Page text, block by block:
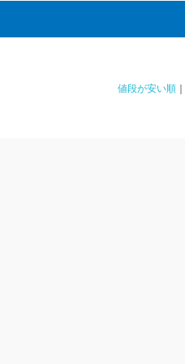
値段が安い順